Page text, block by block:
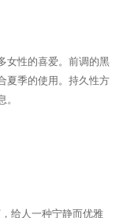
女性的喜爱。前调的黑
夏季的使用。持久性方
给人一种宁静而优雅